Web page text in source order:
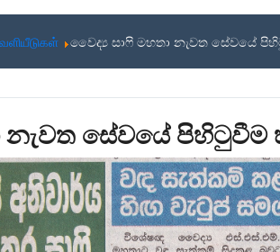
වෛද්‍ය සාෆි මහතා නැවත සේවයේ
නැවත සේවයේ පිහිටුවීම